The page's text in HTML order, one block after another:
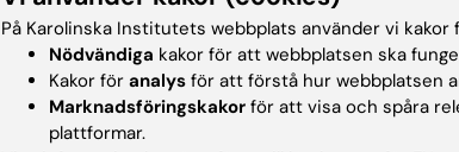
Betygsskala: GU
- Verksamhetsförlagd utbildning i
- Kurs, PHTLS (Pre Hospital Trauma Life
På Karolinska Institutets webbplats använder vi kakor
Nödvändiga kakor för att webbplatsen ska
Kakor för analys för att förstå hur webbplatsen
Marknadsföringskakor för att visa och spåra
plattformar.